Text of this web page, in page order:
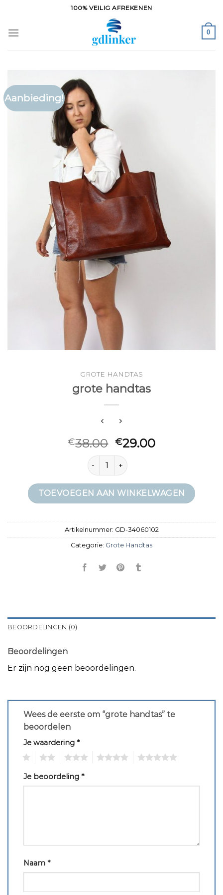
inhoud
100% VEILIG AFREKENEN
0
Aanbieding!
GROTE HANDTAS
grote handtas
€38.00 €29.00
grote handtas aantal
TOEVOEGEN AAN WINKELWAGEN
Artikelnummer: GD-34060102
Categorie: Grote Handtas
BEOORDELINGEN (0)
Beoordelingen
Er zijn nog geen beoordelingen.
Wees de eerste om “grote handtas” te
beoordelen
Je waardering *
Je beoordeling *
Naam *